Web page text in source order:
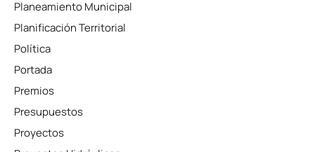
Planeamiento Municipal
Planificación Territorial
Política
Portada
Premios
Presupuestos
Proyectos